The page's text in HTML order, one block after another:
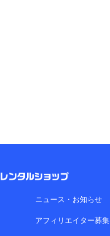
ニュース・お知らせ
アフィリエイター募集